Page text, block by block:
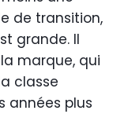
de transition,
grande. Il
marque, qui
classe
années plus